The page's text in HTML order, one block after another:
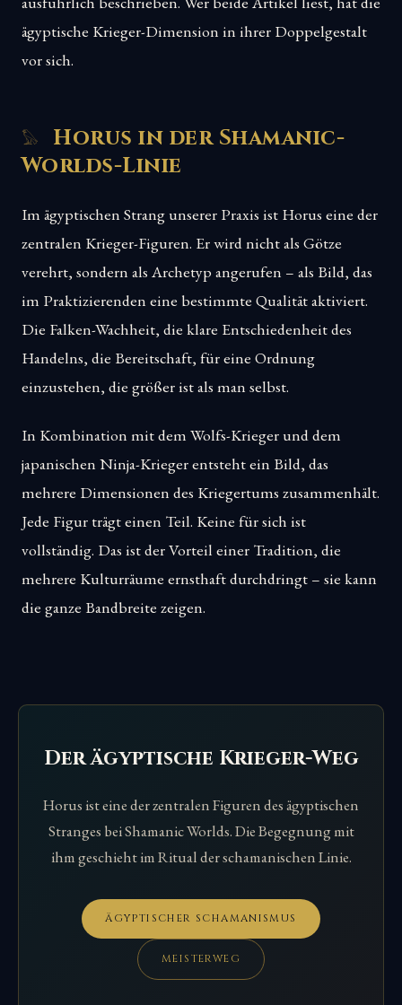
ägyptische Krieger-Dimension in ihrer Doppelgestalt
vor sich.
Horus in der Shamanic-
Worlds-Linie
Im ägyptischen Strang unserer Praxis ist Horus eine der
zentralen Krieger-Figuren. Er wird nicht als Götze
verehrt, sondern als Archetyp angerufen – als Bild, das
im Praktizierenden eine bestimmte Qualität aktiviert.
Die Falken-Wachheit, die klare Entschiedenheit des
Handelns, die Bereitschaft, für eine Ordnung
einzustehen, die größer ist als man selbst.
In Kombination mit dem Wolfs-Krieger und dem
japanischen Ninja-Krieger entsteht ein Bild, das
mehrere Dimensionen des Kriegertums zusammenhält.
Jede Figur trägt einen Teil. Keine für sich ist
vollständig. Das ist der Vorteil einer Tradition, die
mehrere Kulturräume ernsthaft durchdringt – sie kann
die ganze Bandbreite zeigen.
Der ägyptische Krieger-Weg
Horus ist eine der zentralen Figuren des ägyptischen
Stranges bei Shamanic Worlds. Die Begegnung mit
ihm geschieht im Ritual der schamanischen Linie.
ÄGYPTISCHER SCHAMANISMUS
MEISTERWEG